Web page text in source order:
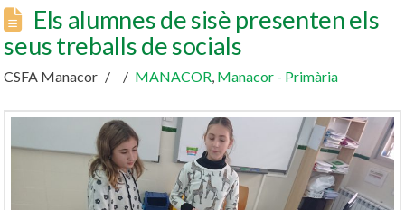
Els alumnes de sisè presenten els
seus treballs de socials
CSFA Manacor MANACOR, Manacor - Primària